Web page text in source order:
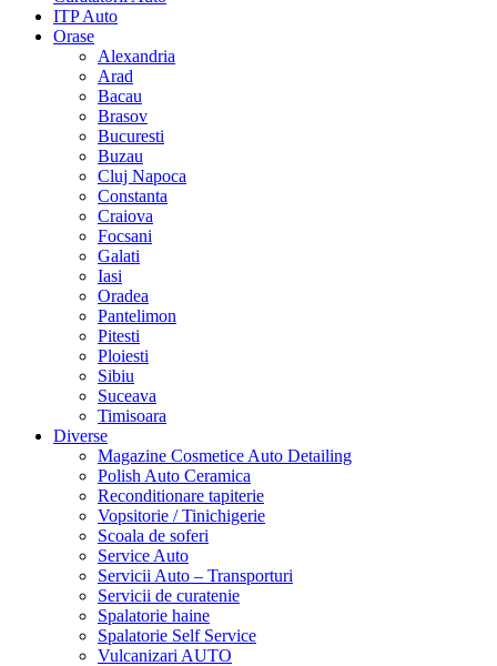
ITP Auto
Orase
Alexandria
Arad
Bacau
Brasov
Bucuresti
Buzau
Cluj Napoca
Constanta
Craiova
Focsani
Galati
Iasi
Oradea
Pantelimon
Pitesti
Ploiesti
Sibiu
Suceava
Timisoara
Diverse
Magazine Cosmetice Auto Detailing
Polish Auto Ceramica
Reconditionare tapiterie
Vopsitorie / Tinichigerie
Scoala de soferi
Service Auto
Servicii Auto – Transporturi
Servicii de curatenie
Spalatorie haine
Spalatorie Self Service
Vulcanizari AUTO